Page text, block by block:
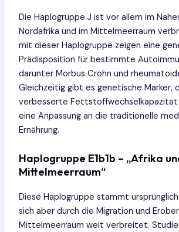
Die Haplogruppe J ist vor allem im
Nordafrika und im Mittelmeerraum
mit dieser Haplogruppe zeigen eine
Prädisposition für bestimmte
darunter Morbus Crohn und
Gleichzeitig gibt es genetische Marker,
verbesserte Fettstoffwechselkapazität
eine Anpassung an die traditionelle
Ernährung.
Haplogruppe E1b1b – „Afrika
Mittelmeerraum“
Diese Haplogruppe stammt
sich aber durch die Migration und
Mittelmeerraum weit verbreitet.